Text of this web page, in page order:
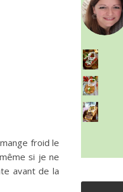
froid le
si je ne
avant de la
~ SALADE DE PÂTES AUX DEUX TOMATES THON ET BURRA